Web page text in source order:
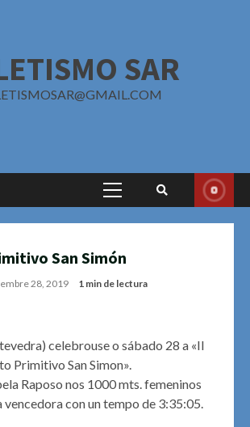
SAR
Menú
San Simón
28, 2019 1 min de lectura
celebrouse o sábado 28 a «II
Primitivo San Simon».
Raposo nos 1000 mts. femeninos
vencedora con un tempo de 3:35:05.